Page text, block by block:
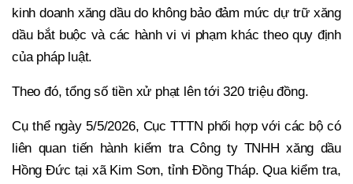
kinh doanh xăng dầu do không bảo đảm mức dự trữ xăng
dầu bắt buộc và các hành vi vi phạm khác theo quy định
của pháp luật.
Theo đó, tổng số tiền xử phạt lên tới 320 triệu đồng.
Cụ thể ngày 5/5/2026, Cục TTTN phối hợp với các bộ có
liên quan tiến hành kiểm tra Công ty TNHH xăng dầu
Hồng Đức tại xã Kim Sơn, tỉnh Đồng Tháp. Qua kiểm tra,